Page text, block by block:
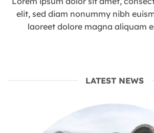
elit, sed diam nonummy nibh
laoreet dolore magna aliquam
LATEST NEWS